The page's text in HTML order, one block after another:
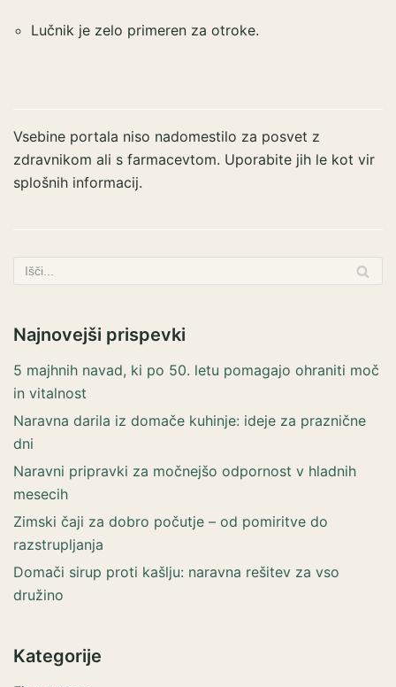
Lučnik je zelo primeren za otroke.
Vsebine portala niso nadomestilo za posvet z
zdravnikom ali s farmacevtom. Uporabite jih le kot vir
splošnih informacij.
Najnovejši prispevki
5 majhnih navad, ki po 50. letu pomagajo ohraniti moč
in vitalnost
Naravna darila iz domače kuhinje: ideje za praznične
dni
Naravni pripravki za močnejšo odpornost v hladnih
mesecih
Zimski čaji za dobro počutje – od pomiritve do
razstrupljanja
Domači sirup proti kašlju: naravna rešitev za vso
družino
Kategorije